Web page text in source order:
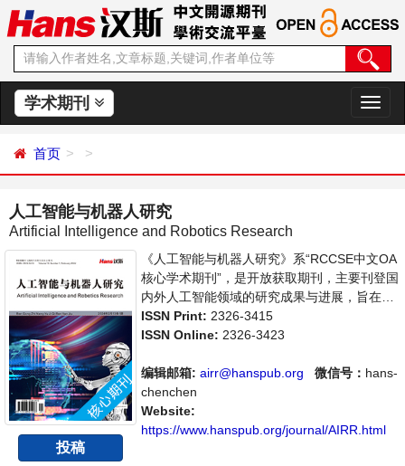
学术期刊
切
换
首页
人工智能与机器人研究
Artificial Intelligence and Robotics Research
投稿
《人工智能与机器人研究》系“RCCSE中文OA
核心学术期刊”，是开放获取期刊，主要刊登国
内外人工智能领域的研究成果与进展，旨在为
世界范围内的科学家、学者、科研人员提供一
个传播、分享和讨论人工智能领域内不同方向
ISSN Print: 2326-3415
ISSN Online: 2326-3423
编辑邮箱: airr@hanspub.org 微信号： hans-
chenchen
Website:
https://www.hanspub.org/journal/AIRR.html